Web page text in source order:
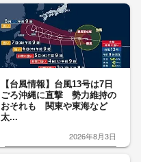
【台風情報】台風13号は7日
ごろ沖縄に直撃 勢力維持の
おそれも 関東や東海など
太...
2026年8月3日